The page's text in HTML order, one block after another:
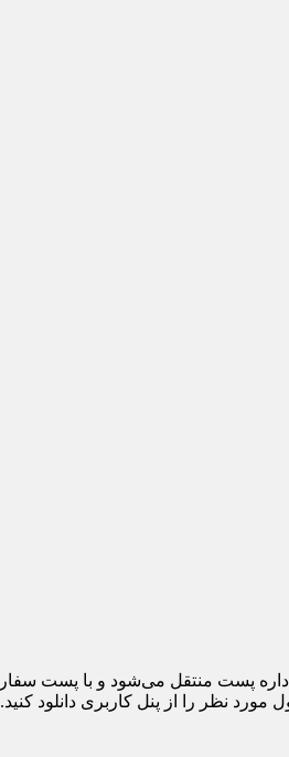
نظر را از پنل کاربری دانلود کنید.